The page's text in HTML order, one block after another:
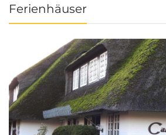
Ferienhäuser